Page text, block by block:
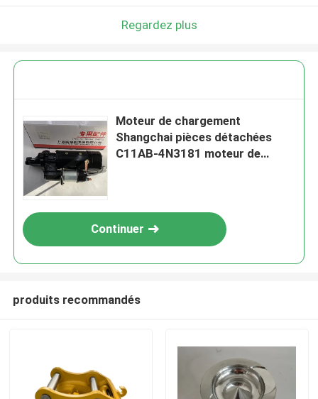
Regardez plus
Moteur de chargement
Shangchai pièces détachées
C11AB-4N3181 moteur de
Continuer
produits recommandés